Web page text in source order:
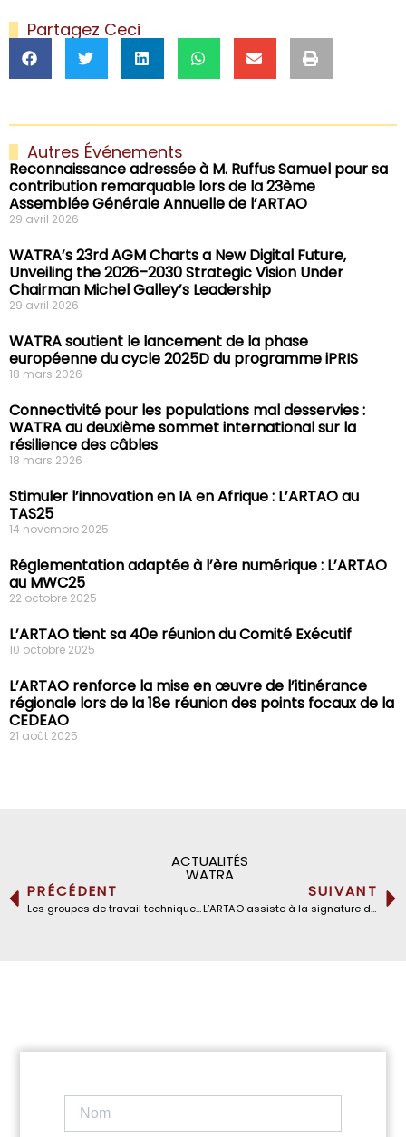
Partagez Ceci
Autres Événements
Reconnaissance adressée à M. Ruffus Samuel pour sa
contribution remarquable lors de la 23ème
Assemblée Générale Annuelle de l’ARTAO
29 avril 2026
WATRA’s 23rd AGM Charts a New Digital Future,
Unveiling the 2026–2030 Strategic Vision Under
Chairman Michel Galley’s Leadership
29 avril 2026
WATRA soutient le lancement de la phase
européenne du cycle 2025D du programme iPRIS
18 mars 2026
Connectivité pour les populations mal desservies :
WATRA au deuxième sommet international sur la
résilience des câbles
18 mars 2026
Stimuler l’innovation en IA en Afrique : L’ARTAO au
TAS25
14 novembre 2025
Réglementation adaptée à l’ère numérique : L’ARTAO
au MWC25
22 octobre 2025
L’ARTAO tient sa 40e réunion du Comité Exécutif
10 octobre 2025
L’ARTAO renforce la mise en œuvre de l’itinérance
régionale lors de la 18e réunion des points focaux de la
CEDEAO
21 août 2025
ACTUALITÉS
WATRA
PRÉCÉDENT
Les groupes de travail techniques de l’ARTAO se réunissent à Accra, au Ghana
SUIVANT
L’ARTAO assiste à la signature du protocole d’accord d’itinérance entre le Libéria et la Côte d’Ivoire, et au lancement des services d’itinérance entre le Libéria et la Sierra Leone